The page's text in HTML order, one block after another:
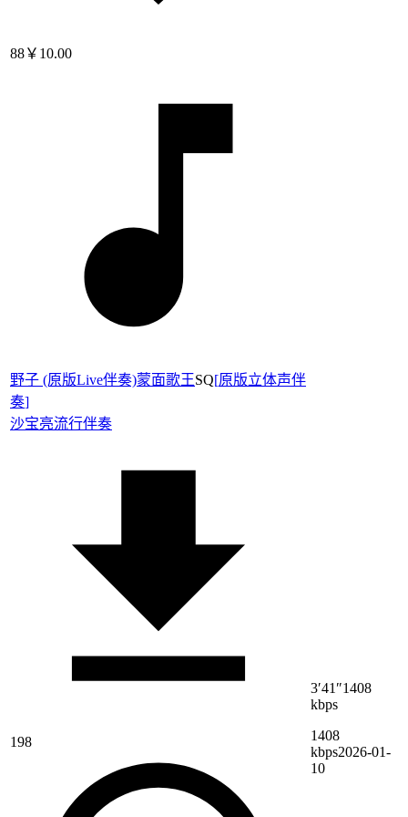
88￥10.00
野子 (原版Live伴奏)蒙面歌王SQ[原版立体声伴
奏]
沙宝亮流行伴奏
198
3′41″1408
kbps
1408
kbps2026-01-
10